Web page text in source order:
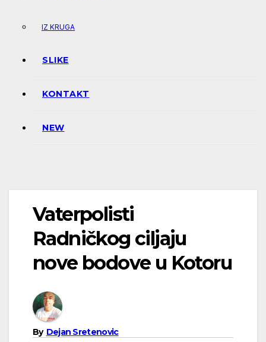
IZ KRUGA
SLIKE
KONTAKT
NEW
Vaterpolisti
Radničkog ciljaju
nove bodove u Kotoru
By Dejan Sretenovic